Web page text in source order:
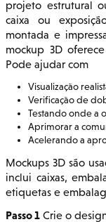
projeto estrutural
caixa ou
montada e
mockup 3D
Pode ajudar com
Visualização
Verificação de
Testando onde a
Aprimorar a
Acelerando a
Mockups 3D são
inclui caixas,
etiquetas e
Passo 1 Crie o